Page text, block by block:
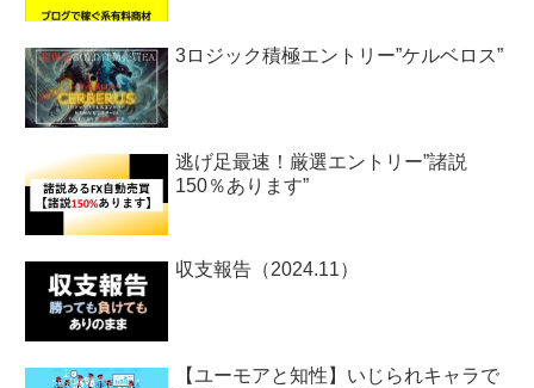
3ロジック積極エントリー”ケルベロス”
逃げ足最速！厳選エントリー”諸説
150％あります”
収支報告（2024.11）
【ユーモアと知性】いじられキャラで